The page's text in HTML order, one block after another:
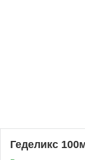
Геделикс